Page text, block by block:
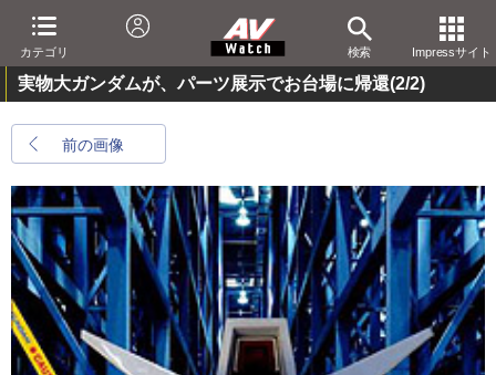
カテゴリ 検索 Impressサイト
実物大ガンダムが、パーツ展示でお台場に帰還(2/2)
前の画像